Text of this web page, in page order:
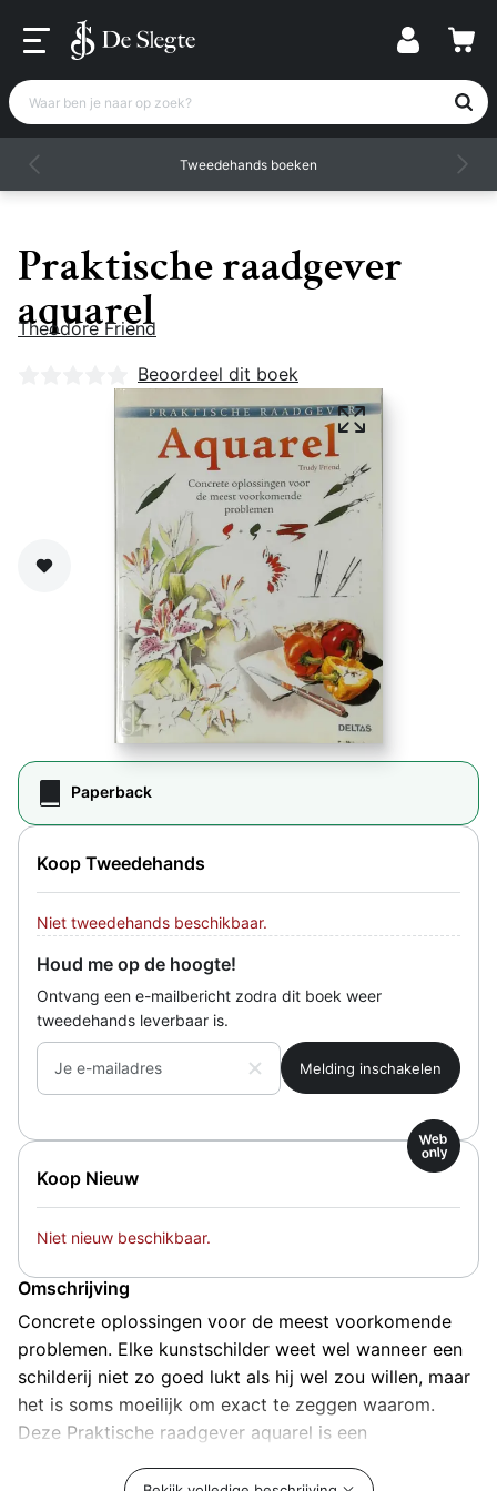
Waar ben je naar op zoek?
Tweedehands boeken
Praktische raadgever
aquarel
Theodore Friend
Nog geen beoordelingen
Beoordeel dit boek
Zet op verlanglijst
Paperback
Koop Tweedehands
Niet tweedehands beschikbaar.
Houd me op de hoogte!
Ontvang een e-mailbericht zodra dit boek weer
tweedehands leverbaar is.
Je e-mailadres
Koop Nieuw
Web
only
Niet nieuw beschikbaar.
Omschrijving
Concrete oplossingen voor de meest voorkomende
problemen. Elke kunstschilder weet wel wanneer een
schilderij niet zo goed lukt als hij wel zou willen, maar
het is soms moeilijk om exact te zeggen waarom.
Deze Praktische raadgever aquarel is een